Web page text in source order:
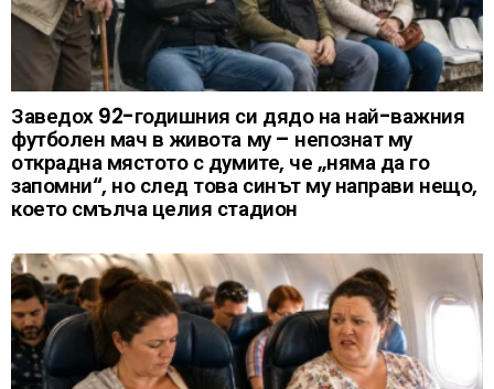
Заведох 92-годишния си дядо на най-важния
футболен мач в живота му – непознат му
открадна мястото с думите, че „няма да го
запомни“, но след това синът му направи нещо,
което смълча целия стадион